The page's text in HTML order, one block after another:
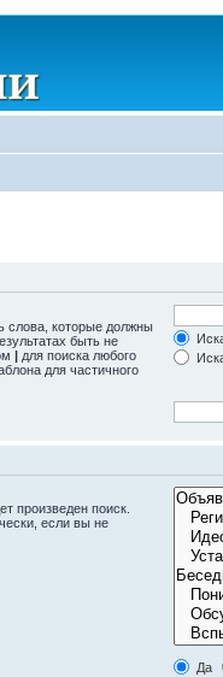
слова, которые должны
быть не
| для поиска любого
для частичного
произведен поиск.
если вы не
Да